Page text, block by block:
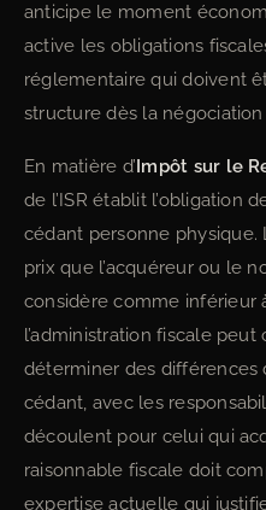
anticipe le moment
active les obligations
réglementaire qui doivent
structure dès la
En matière d’Impôt sur le
de l’ISR établit l’obligation
cédant personne physique.
prix que l’acquéreur ou le
considère comme inférieur
l’administration fiscale
déterminer des différences
cédant, avec les
découlent pour celui qui
raisonnable fiscale doit
expertise actuelle qui